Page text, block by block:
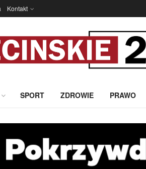
Kontakt
SPORT ZDROWIE PRAWO